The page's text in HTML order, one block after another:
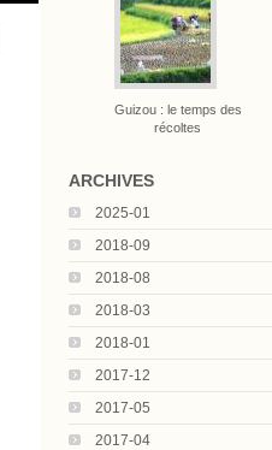
Guizou : le temps des
récoltes
ARCHIVES
2025-01
2018-09
2018-08
2018-03
2018-01
2017-12
2017-05
2017-04